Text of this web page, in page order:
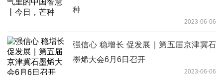
种
2023-06-06
强信心 稳增长 促发展｜第五届京津冀石
墨烯大会6月6日召开
2023-06-06